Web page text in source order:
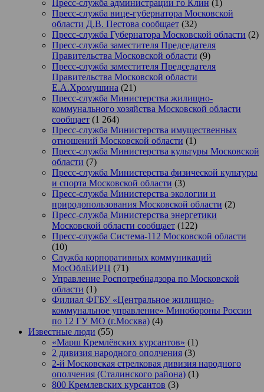
Пресс-служба администрации го Клин (1)
Пресс-служба вице-губернатора Московской
области Д.В. Пестова сообщает (32)
Пресс-служба Губернатора Московской области (2)
Пресс-служба заместителя Председателя
Правительства Московской области (9)
Пресс-служба заместителя Председателя
Правительства Московской области
Е.А.Хромушина (21)
Пресс-служба Министерства жилищно-
коммунального хозяйства Московской области
сообщает (1 264)
Пресс-служба Министерства имущественных
отношений Московской области (1)
Пресс-служба Министерства культуры Московской
области (7)
Пресс-служба Министерства физической культуры
и спорта Московской области (3)
Пресс-служба Министерства экологии и
природопользования Московской области (2)
Пресс-служба Министерства энергетики
Московской области сообщает (122)
Пресс-служба Система-112 Московской области
(10)
Служба корпоративных коммуникаций
МосОблЕИРЦ (71)
Управление Роспотребнадзора по Московской
области (1)
Филиал ФГБУ «Центральное жилищно-
коммунальное управление» Минобороны России
по 12 ГУ МО (г.Москва) (4)
Известные люди (55)
«Марш Кремлёвских курсантов» (1)
2 дивизия народного ополчения (3)
2-й Московская стрелковая дивизия народного
ополчения (Сталинского района) (1)
800 Кремлевских курсантов (3)